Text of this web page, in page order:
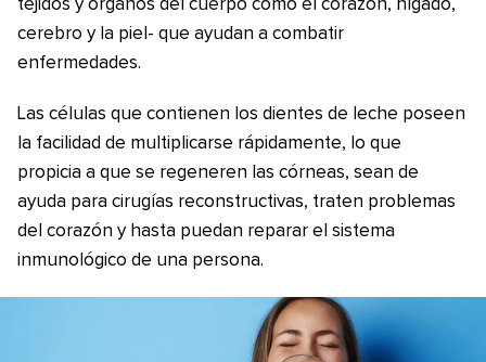
tejidos y órganos del cuerpo como el corazón, hígado,
cerebro y la piel- que ayudan a combatir
enfermedades.
Las células que contienen los dientes de leche poseen
la facilidad de multiplicarse rápidamente, lo que
propicia a que se regeneren las córneas, sean de
ayuda para cirugías reconstructivas, traten problemas
del corazón y hasta puedan reparar el sistema
inmunológico de una persona.